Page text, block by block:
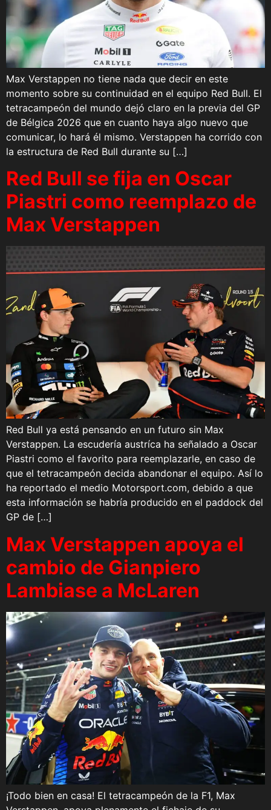
Max Verstappen no tiene nada que decir en este
momento sobre su continuidad en el equipo Red Bull. El
tetracampeón del mundo dejó claro en la previa del GP
de Bélgica 2026 que en cuanto haya algo nuevo que
comunicar, lo hará él mismo. Verstappen ha corrido con
la estructura de Red Bull durante su […]
Red Bull se fija en Oscar
Piastri como reemplazo de
Max Verstappen
Red Bull ya está pensando en un futuro sin Max
Verstappen. La escudería austríca ha señalado a Oscar
Piastri como el favorito para reemplazarle, en caso de
que el tetracampeón decida abandonar el equipo. Así lo
ha reportado el medio Motorsport.com, debido a que
esta información se habría producido en el paddock del
GP de […]
Max Verstappen apoya el
cambio de Gianpiero
Lambiase a McLaren
¡Todo bien en casa! El tetracampeón de la F1, Max